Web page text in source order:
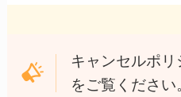
キャンセルポ
をご覧ください